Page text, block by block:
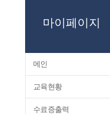
마이페이지
메인
교육현황
수료증출력